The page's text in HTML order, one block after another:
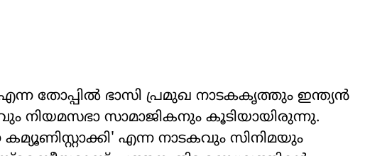
തോപ്പില്‍ ഭാസി പ്രമുഖ നാടകകൃത്തും ഇന്ത്യന്‍
നിയമസഭാ സാമാജികനും കൂടിയായിരുന്നു.
എന്ന നാടകവും സിനിമയും